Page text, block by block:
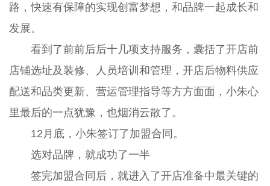
路，快速有保障的实现创富梦想，和品牌一起成长和
发展。
看到了前前后后十几项支持服务，囊括了开店前
店铺选址及装修、人员培训和管理，开店后物料供应
配送和品类更新、营运管理指导等方方面面，小朱心
里最后的一点犹豫，也烟消云散了。
12月底，小朱签订了加盟合同。
选对品牌，就成功了一半
签完加盟合同后，就进入了开店准备中最关键的